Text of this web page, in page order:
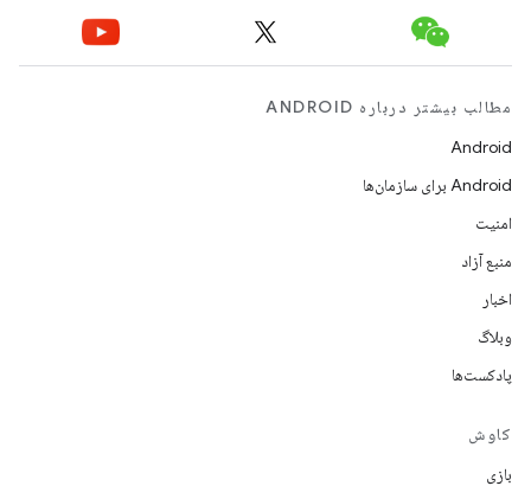
مطالب بیشتر درباره ANDROID
Android
Android برای سازمان‌ها
امنیت
منبع آزاد
اخبار
وبلاگ
پادکست‌ها
کاوش
بازی